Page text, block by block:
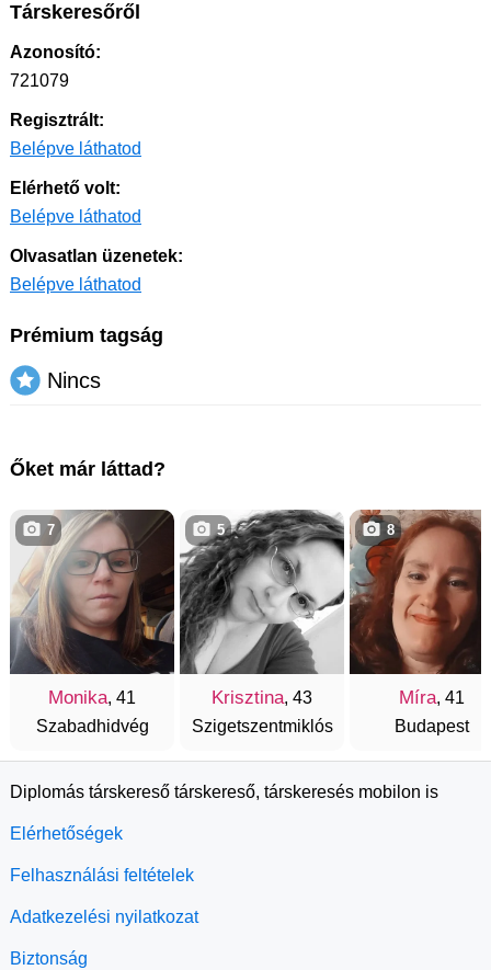
Társkeresőről
Azonosító:
721079
Regisztrált:
Belépve láthatod
Elérhető volt:
Belépve láthatod
Olvasatlan üzenetek:
Belépve láthatod
Prémium tagság
Nincs
Őket már láttad?
Monika, 41
Szabadhidvég
7
Krisztina, 43
Szigetszentmiklós
5
Míra, 41
Budapest
8
Diplomás társkereső társkereső, társkeresés mobilon is
Elérhetőségek
Felhasználási feltételek
Adatkezelési nyilatkozat
Biztonság